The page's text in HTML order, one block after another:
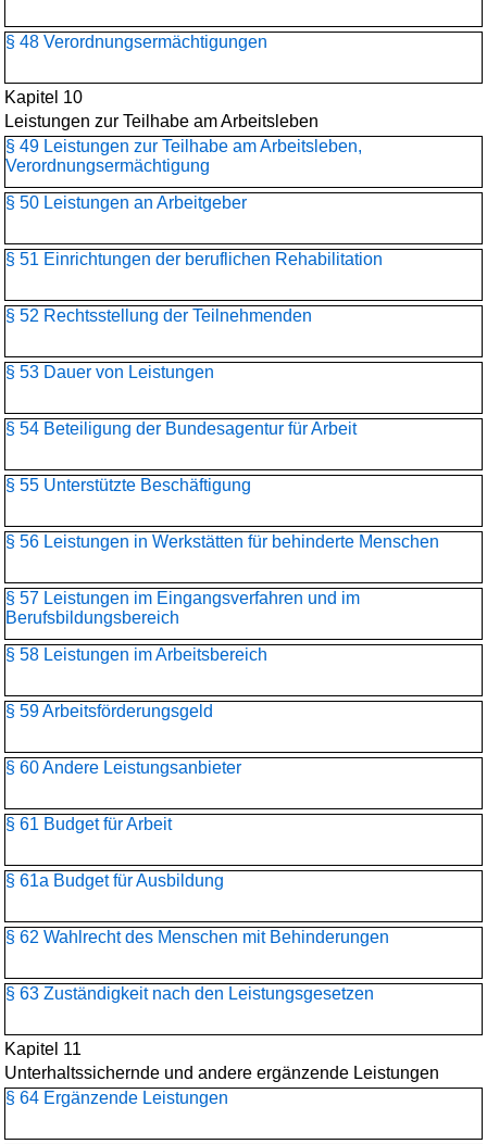
§ 48 Verordnungsermächtigungen
Kapitel 10
Leistungen zur Teilhabe am Arbeitsleben
§ 49 Leistungen zur Teilhabe am Arbeitsleben,
Verordnungsermächtigung
§ 50 Leistungen an Arbeitgeber
§ 51 Einrichtungen der beruflichen Rehabilitation
§ 52 Rechtsstellung der Teilnehmenden
§ 53 Dauer von Leistungen
§ 54 Beteiligung der Bundesagentur für Arbeit
§ 55 Unterstützte Beschäftigung
§ 56 Leistungen in Werkstätten für behinderte Menschen
§ 57 Leistungen im Eingangsverfahren und im
Berufsbildungsbereich
§ 58 Leistungen im Arbeitsbereich
§ 59 Arbeitsförderungsgeld
§ 60 Andere Leistungsanbieter
§ 61 Budget für Arbeit
§ 61a Budget für Ausbildung
§ 62 Wahlrecht des Menschen mit Behinderungen
§ 63 Zuständigkeit nach den Leistungsgesetzen
Kapitel 11
Unterhaltssichernde und andere ergänzende Leistungen
§ 64 Ergänzende Leistungen